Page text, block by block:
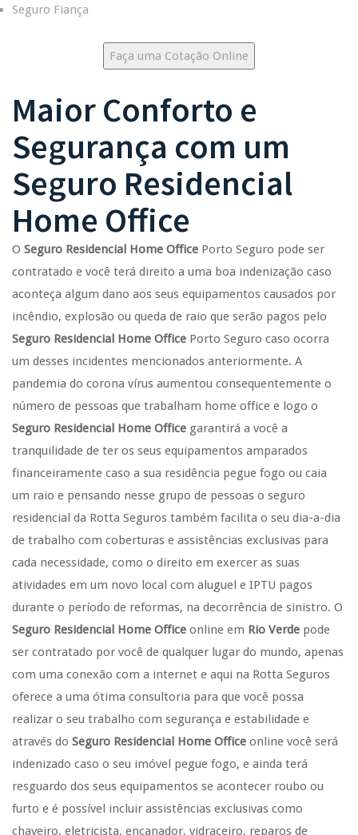
Seguro Fiança
Faça uma Cotação Online
Maior Conforto e
Segurança com um
Seguro Residencial
Home Office
O Seguro Residencial Home Office Porto Seguro pode ser
contratado e você terá direito a uma boa indenização caso
aconteça algum dano aos seus equipamentos causados por
incêndio, explosão ou queda de raio que serão pagos pelo
Seguro Residencial Home Office Porto Seguro caso ocorra
um desses incidentes mencionados anteriormente. A
pandemia do corona vírus aumentou consequentemente o
número de pessoas que trabalham home office e logo o
Seguro Residencial Home Office garantirá a você a
tranquilidade de ter os seus equipamentos amparados
financeiramente caso a sua residência pegue fogo ou caia
um raio e pensando nesse grupo de pessoas o seguro
residencial da Rotta Seguros também facilita o seu dia-a-dia
de trabalho com coberturas e assistências exclusivas para
cada necessidade, como o direito em exercer as suas
atividades em um novo local com aluguel e IPTU pagos
durante o período de reformas, na decorrência de sinistro. O
Seguro Residencial Home Office online em Rio Verde pode
ser contratado por você de qualquer lugar do mundo, apenas
com uma conexão com a internet e aqui na Rotta Seguros
oferece a uma ótima consultoria para que você possa
realizar o seu trabalho com segurança e estabilidade e
através do Seguro Residencial Home Office online você será
indenizado caso o seu imóvel pegue fogo, e ainda terá
resguardo dos seus equipamentos se acontecer roubo ou
furto e é possível incluir assistências exclusivas como
chaveiro, eletricista, encanador, vidraceiro, reparos de